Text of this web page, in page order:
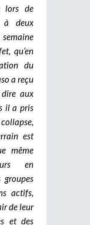
lors de
à deux
qu’en
du
a reçu
aux
il a pris
est
même
en
groupes
actifs,
de leur
et des